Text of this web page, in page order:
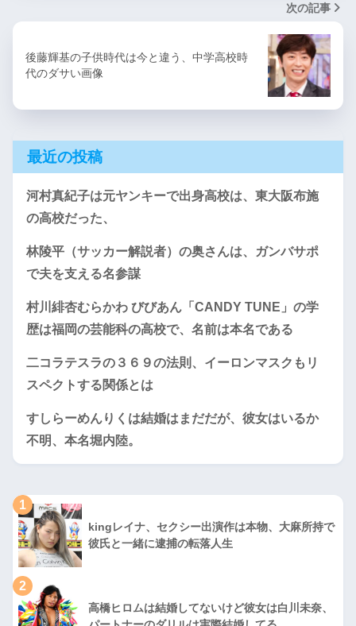
次の記事
後藤輝基の子供時代は今と違う、中学高校時
代のダサい画像
最近の投稿
河村真紀子は元ヤンキーで出身高校は、東大阪布施
の高校だった、
林陵平（サッカー解説者）の奥さんは、ガンバサポ
で夫を支える名参謀
村川緋杏むらかわ びびあん「CANDY TUNE」の学
歴は福岡の芸能科の高校で、名前は本名である
二コラテスラの３６９の法則、イーロンマスクもリ
スペクトする関係とは
すしらーめんりくは結婚はまだだが、彼女はいるか
不明、本名堀内陸。
1
kingレイナ、セクシー出演作は本物、大麻所持で
彼氏と一緒に逮捕の転落人生
2
高橋ヒロムは結婚してないけど彼女は白川未奈、